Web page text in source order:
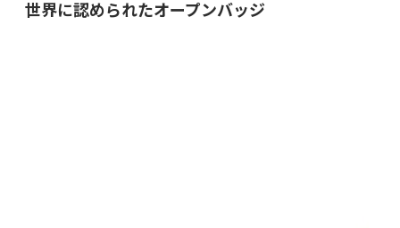
世界に認められたオープンバッジ